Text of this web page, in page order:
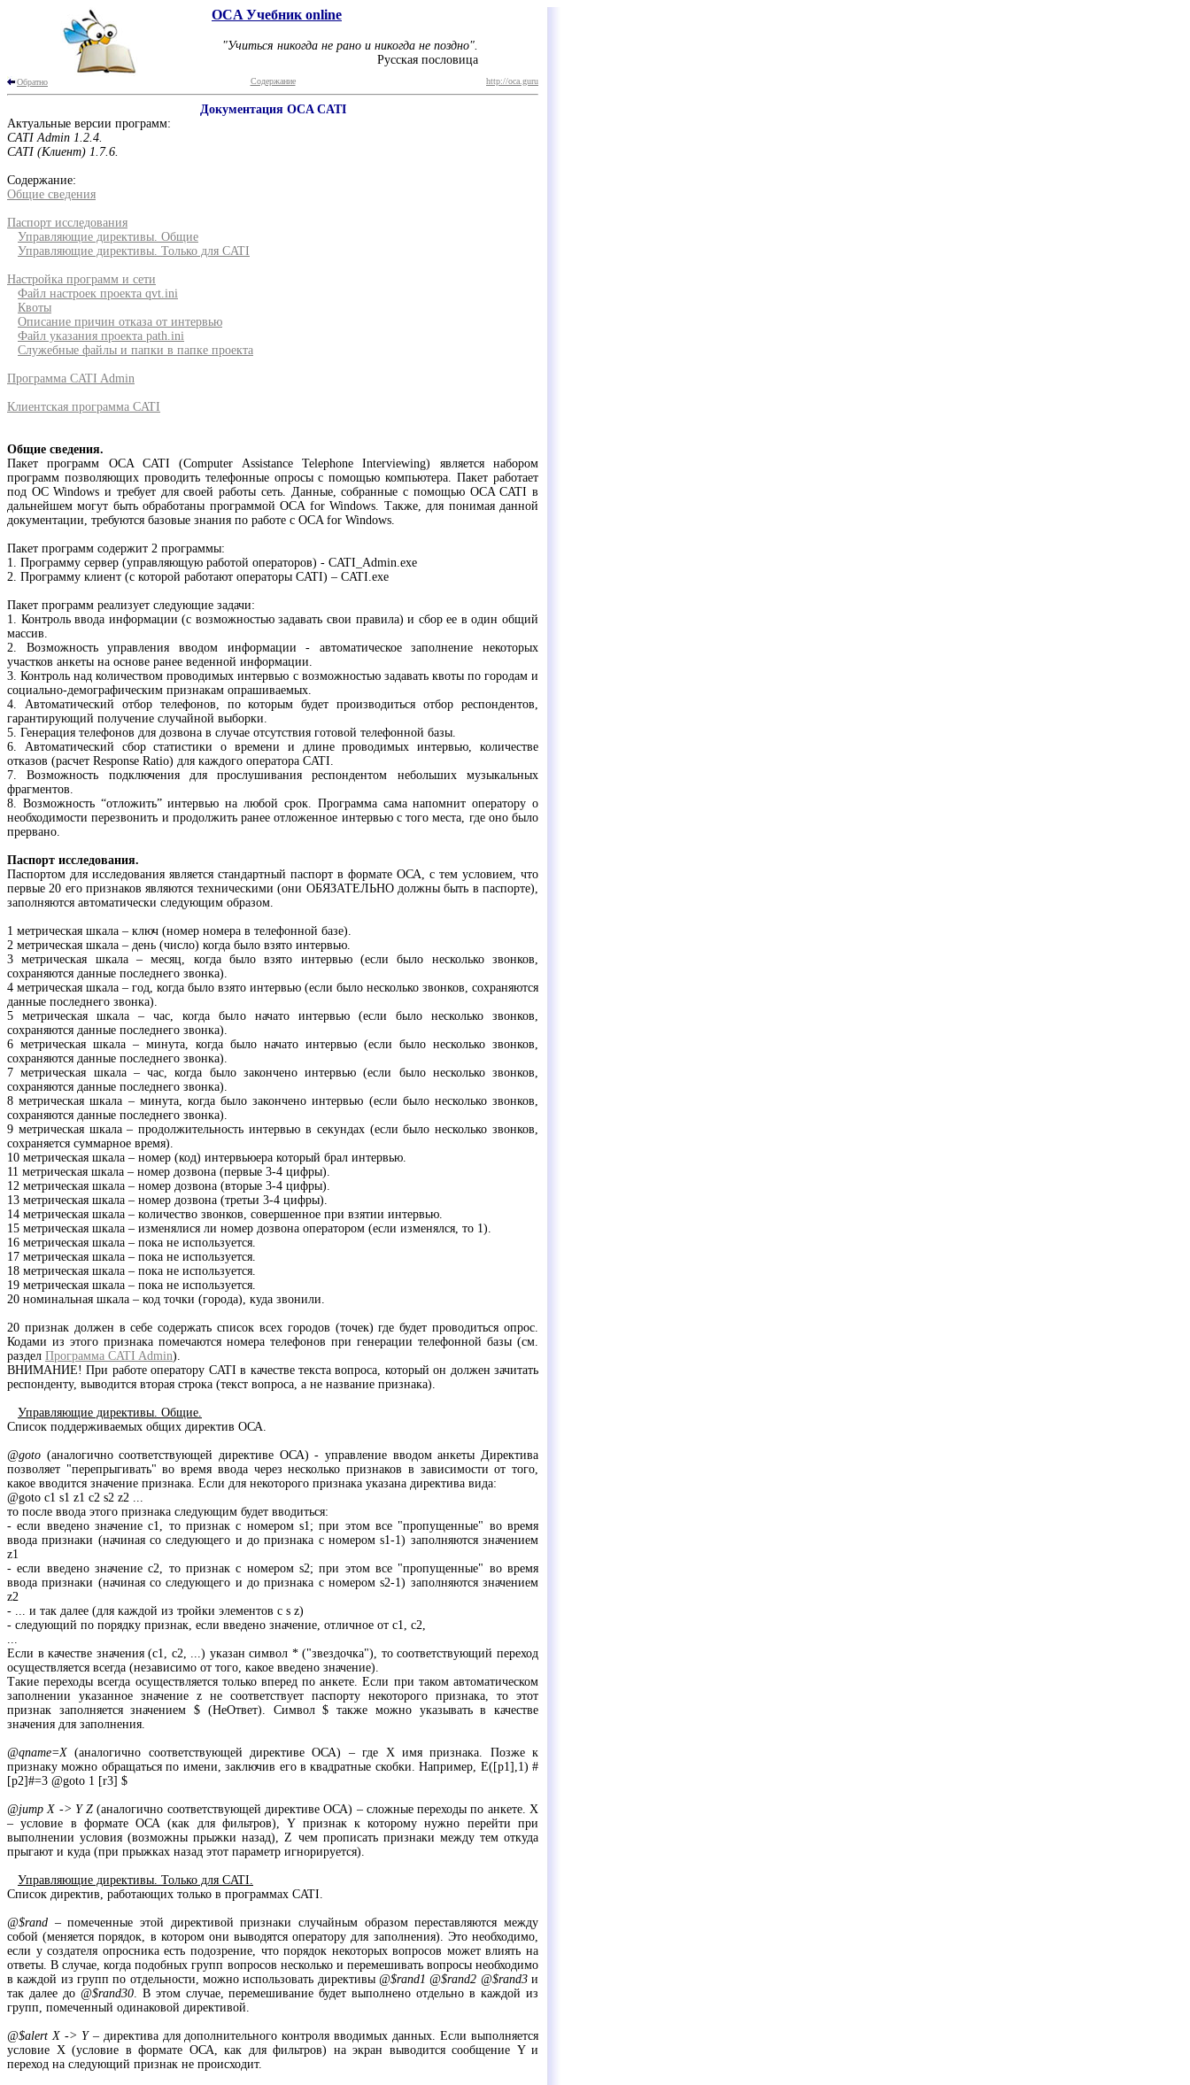
OCA Учебник online
"Учиться никогда не рано и никогда не поздно".
Русская пословица
Обратно Содержание http://oca.guru
Документация OCA CATI
Актуальные версии программ:
CATI Admin 1.2.4.
CATI (Клиент) 1.7.6.
Содержание:
Общие сведения
Паспорт исследования
Управляющие директивы. Общие
Управляющие директивы. Только для CATI
Настройка программ и сети
Файл настроек проекта qvt.ini
Квоты
Описание причин отказа от интервью
Файл указания проекта path.ini
Служебные файлы и папки в папке проекта
Программа CATI Admin
Клиентская программа CATI
Общие сведения.
Пакет программ OCA CATI (Computer Assistance Telephone Interviewing) является набором
программ позволяющих проводить телефонные опросы с помощью компьютера. Пакет работает
под ОС Windows и требует для своей работы сеть. Данные, собранные с помощью OCA CATI в
дальнейшем могут быть обработаны программой OCA for Windows. Также, для понимая данной
документации, требуются базовые знания по работе с OCA for Windows.
Пакет программ содержит 2 программы:
1. Программу сервер (управляющую работой операторов) - CATI_Admin.exe
2. Программу клиент (с которой работают операторы CATI) – CATI.exe
Пакет программ реализует следующие задачи:
1. Контроль ввода информации (с возможностью задавать свои правила) и сбор ее в один общий
массив.
2. Возможность управления вводом информации - автоматическое заполнение некоторых
участков анкеты на основе ранее веденной информации.
3. Контроль над количеством проводимых интервью с возможностью задавать квоты по городам и
социально-демографическим признакам опрашиваемых.
4. Автоматический отбор телефонов, по которым будет производиться отбор респондентов,
гарантирующий получение случайной выборки.
5. Генерация телефонов для дозвона в случае отсутствия готовой телефонной базы.
6. Автоматический сбор статистики о времени и длине проводимых интервью, количестве
отказов (расчет Response Ratio) для каждого оператора CATI.
7. Возможность подключения для прослушивания респондентом небольших музыкальных
фрагментов.
8. Возможность “отложить” интервью на любой срок. Программа сама напомнит оператору о
необходимости перезвонить и продолжить ранее отложенное интервью с того места, где оно было
прервано.
Паспорт исследования.
Паспортом для исследования является стандартный паспорт в формате ОСА, с тем условием, что
первые 20 его признаков являются техническими (они ОБЯЗАТЕЛЬНО должны быть в паспорте),
заполняются автоматически следующим образом.
1 метрическая шкала – ключ (номер номера в телефонной базе).
2 метрическая шкала – день (число) когда было взято интервью.
3 метрическая шкала – месяц, когда было взято интервью (если было несколько звонков,
сохраняются данные последнего звонка).
4 метрическая шкала – год, когда было взято интервью (если было несколько звонков, сохраняются
данные последнего звонка).
5 метрическая шкала – час, когда было начато интервью (если было несколько звонков,
сохраняются данные последнего звонка).
6 метрическая шкала – минута, когда было начато интервью (если было несколько звонков,
сохраняются данные последнего звонка).
7 метрическая шкала – час, когда было закончено интервью (если было несколько звонков,
сохраняются данные последнего звонка).
8 метрическая шкала – минута, когда было закончено интервью (если было несколько звонков,
сохраняются данные последнего звонка).
9 метрическая шкала – продолжительность интервью в секундах (если было несколько звонков,
сохраняется суммарное время).
10 метрическая шкала – номер (код) интервьюера который брал интервью.
11 метрическая шкала – номер дозвона (первые 3-4 цифры).
12 метрическая шкала – номер дозвона (вторые 3-4 цифры).
13 метрическая шкала – номер дозвона (третьи 3-4 цифры).
14 метрическая шкала – количество звонков, совершенное при взятии интервью.
15 метрическая шкала – изменялися ли номер дозвона оператором (если изменялся, то 1).
16 метрическая шкала – пока не используется.
17 метрическая шкала – пока не используется.
18 метрическая шкала – пока не используется.
19 метрическая шкала – пока не используется.
20 номинальная шкала – код точки (города), куда звонили.
20 признак должен в себе содержать список всех городов (точек) где будет проводиться опрос.
Кодами из этого признака помечаются номера телефонов при генерации телефонной базы (см.
раздел Программа CATI Admin).
ВНИМАНИЕ! При работе оператору CATI в качестве текста вопроса, который он должен зачитать
респонденту, выводится вторая строка (текст вопроса, а не название признака).
Управляющие директивы. Общие.
Список поддерживаемых общих директив ОСА.
@goto (аналогично соответствующей директиве ОСА) - управление вводом анкеты Директива
позволяет "перепрыгивать" во время ввода через несколько признаков в зависимости от того,
какое вводится значение признака. Если для некоторого признака указана директива вида:
@goto c1 s1 z1 c2 s2 z2 ...
то после ввода этого признака следующим будет вводиться:
- если введено значение c1, то признак с номером s1; при этом все "пропущенные" во время
ввода признаки (начиная со следующего и до признака с номером s1-1) заполняются значением
z1
- если введено значение c2, то признак с номером s2; при этом все "пропущенные" во время
ввода признаки (начиная со следующего и до признака с номером s2-1) заполняются значением
z2
- ... и так далее (для каждой из тройки элементов c s z)
- следующий по порядку признак, если введено значение, отличное от c1, c2,
...
Если в качестве значения (c1, c2, ...) указан символ * ("звездочка"), то соответствующий переход
осуществляется всегда (независимо от того, какое введено значение).
Такие переходы всегда осуществляется только вперед по анкете. Если при таком автоматическом
заполнении указанное значение z не соответствует паспорту некоторого признака, то этот
признак заполняется значением $ (НеОтвет). Символ $ также можно указывать в качестве
значения для заполнения.
@qname=X (аналогично соответствующей директиве ОСА) – где X имя признака. Позже к
признаку можно обращаться по имени, заключив его в квадратные скобки. Например, E([p1],1) #
[p2]#=3 @goto 1 [r3] $
@jump X -> Y Z (аналогично соответствующей директиве ОСА) – сложные переходы по анкете. X
– условие в формате ОСА (как для фильтров), Y признак к которому нужно перейти при
выполнении условия (возможны прыжки назад), Z чем прописать признаки между тем откуда
прыгают и куда (при прыжках назад этот параметр игнорируется).
Управляющие директивы. Только для CATI.
Список директив, работающих только в программах CATI.
@$rand – помеченные этой директивой признаки случайным образом переставляются между
собой (меняется порядок, в котором они выводятся оператору для заполнения). Это необходимо,
если у создателя опросника есть подозрение, что порядок некоторых вопросов может влиять на
ответы. В случае, когда подобных групп вопросов несколько и перемешивать вопросы необходимо
в каждой из групп по отдельности, можно использовать директивы @$rand1 @$rand2 @$rand3и
так далее до @$rand30. В этом случае, перемешивание будет выполнено отдельно в каждой из
групп, помеченный одинаковой директивой.
@$alert X -> Y– директива для дополнительного контроля вводимых данных. Если выполняется
условие X (условие в формате ОСА, как для фильтров) на экран выводится сообщение Y и
переход на следующий признак не происходит.